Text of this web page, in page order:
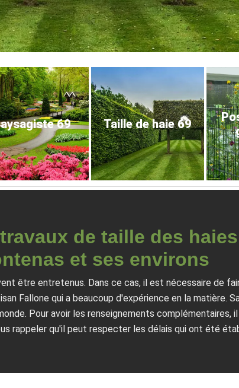
69 Taille de haie 69
de taille des
et ses environs
être entretenus. Dans ce cas, il est nécessaire de
Fallone qui a beaucoup d'expérience en la matière.
Pour avoir les renseignements
rappeler qu'il peut respecter les délais qui ont été